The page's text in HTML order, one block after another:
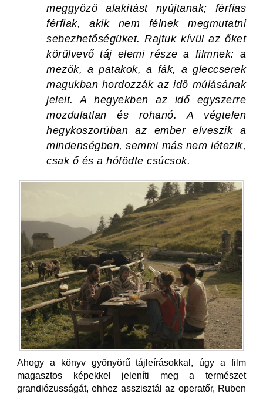
meggyőző alakítást nyújtanak; férfias
férfiak, akik nem félnek megmutatni
sebezhetőségüket. Rajtuk kívül az őket
körülvevő táj elemi része a filmnek: a
mezők, a patakok, a fák, a gleccserek
magukban hordozzák az idő múlásának
jeleit. A hegyekben az idő egyszerre
mozdulatlan és rohanó. A végtelen
hegykoszorúban az ember elveszik a
mindenségben, semmi más nem létezik,
csak ő és a hófödte csúcsok.
Ahogy a könyv gyönyörű tájleírásokkal, úgy a film
magasztos képekkel jeleníti meg a természet
grandiózusságát, ehhez asszisztál az operatőr, Ruben